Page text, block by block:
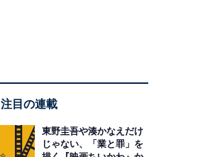
注目の連載
東野圭吾や湊かなえだけ
じゃない、「業と罪」を